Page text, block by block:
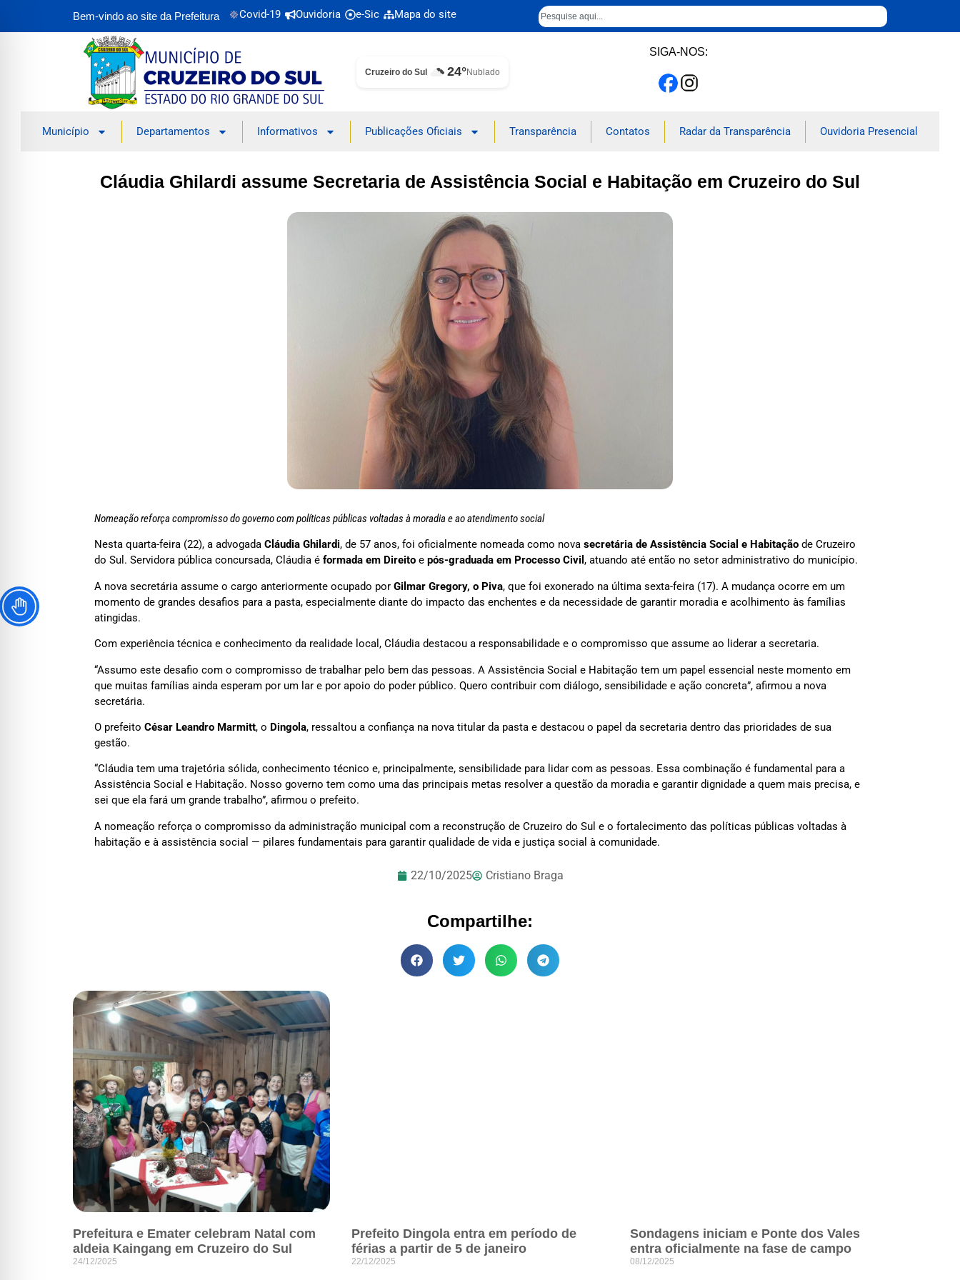
Bem-vindo ao site da Prefeitura Covid-19 Ouvidoria e-Sic Mapa do site
Cruzeiro do Sul 24°Nublado
SIGA-NOS:
Município Departamentos Informativos Publicações Oficiais Transparência Contatos Radar da Transparência Ouvidoria Presencial
Cláudia Ghilardi assume Secretaria de Assistência Social e Habitação em Cruzeiro do Sul
Nomeação reforça compromisso do governo com políticas públicas voltadas à moradia e ao atendimento social
Nesta quarta-feira (22), a advogada Cláudia Ghilardi, de 57 anos, foi oficialmente nomeada como nova secretária de Assistência Social e Habitação de Cruzeiro
do Sul. Servidora pública concursada, Cláudia é formada em Direito e pós-graduada em Processo Civil , atuando até então no setor administrativo do município.
A nova secretária assume o cargo anteriormente ocupado por Gilmar Gregory, o Piva, que foi exonerado na última sexta-feira (17). A mudança ocorre em um
momento de grandes desafios para a pasta, especialmente diante do impacto das enchentes e da necessidade de garantir moradia e acolhimento às famílias
atingidas.
Com experiência técnica e conhecimento da realidade local, Cláudia destacou a responsabilidade e o compromisso que assume ao liderar a secretaria.
“Assumo este desafio com o compromisso de trabalhar pelo bem das pessoas. A Assistência Social e Habitação tem um papel essencial neste momento em
que muitas famílias ainda esperam por um lar e por apoio do poder público. Quero contribuir com diálogo, sensibilidade e ação concreta”, afirmou a nova
secretária.
O prefeito César Leandro Marmitt, o Dingola, ressaltou a confiança na nova titular da pasta e destacou o papel da secretaria dentro das prioridades de sua
gestão.
“Cláudia tem uma trajetória sólida, conhecimento técnico e, principalmente, sensibilidade para lidar com as pessoas. Essa combinação é fundamental para a
Assistência Social e Habitação. Nosso governo tem como uma das principais metas resolver a questão da moradia e garantir dignidade a quem mais precisa, e
sei que ela fará um grande trabalho”, afirmou o prefeito.
A nomeação reforça o compromisso da administração municipal com a reconstrução de Cruzeiro do Sul e o fortalecimento das políticas públicas voltadas à
habitação e à assistência social — pilares fundamentais para garantir qualidade de vida e justiça social à comunidade.
22/10/2025 Cristiano Braga
Compartilhe:
Prefeitura e Emater celebram Natal com
aldeia Kaingang em Cruzeiro do Sul
24/12/2025
Prefeito Dingola entra em período de
férias a partir de 5 de janeiro
22/12/2025
Sondagens iniciam e Ponte dos Vales
entra oficialmente na fase de campo
08/12/2025